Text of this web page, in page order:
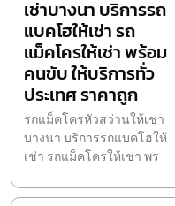
เช่าบางนา บริการรถ
แบคโฮให้เช่า รถ
แม็คโครให้เช่า พร้อม
คนขับ ให้บริการทั่ว
ประเทศ ราคาถูก
รถแม็คโครหัวสว่านให้เช่า
บางนา บริการรถแบคโฮให้
เช่า รถแม็คโครให้เช่า พร